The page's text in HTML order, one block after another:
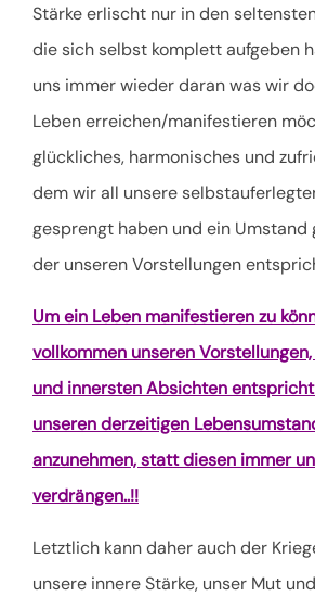
Stärke erlischt nur in den
die sich selbst komplett aufgeben
uns immer wieder daran was wir
Leben erreichen/manifestieren
glückliches, harmonisches und
dem wir all unsere
gesprengt haben und ein Umstand
der unseren Vorstellungen
Um ein Leben manifestieren zu
vollkommen unseren
und innersten Absichten
unseren derzeitigen
anzunehmen, statt diesen immer
verdrängen..!!
Letztlich kann daher auch der
unsere innere Stärke, unser Mut